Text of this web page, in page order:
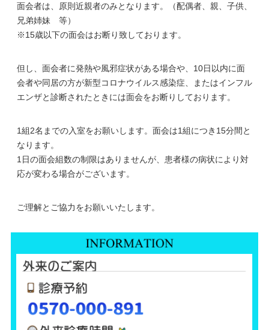
面会者は、原則近親者のみとなります。（配偶者、親、子供、
兄弟姉妹 等）
※15歳以下の面会はお断り致しております。
但し、面会者に発熱や風邪症状がある場合や、10日以内に面
会者や同居の方が新型コロナウイルス感染症、またはインフル
エンザと診断されたときには面会をお断りしております。
1組2名までの入室をお願いします。面会は1組につき15分間と
なります。
1日の面会組数の制限はありませんが、患者様の病状により対
応が変わる場合がございます。
ご理解とご協力をお願いいたします。